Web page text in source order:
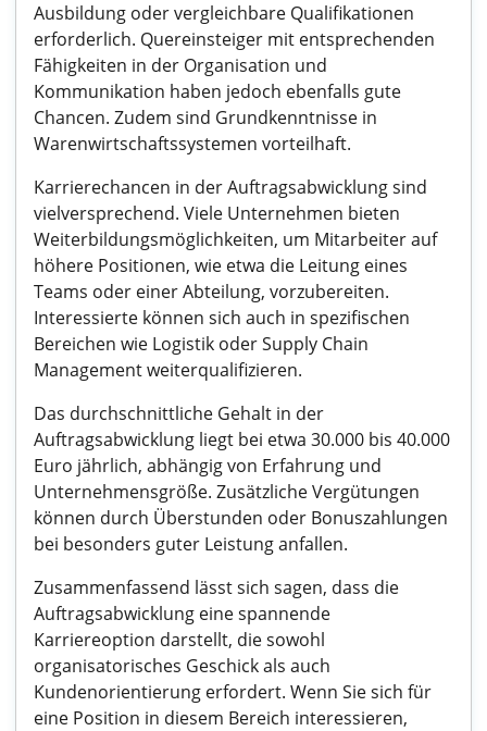
Ausbildung oder vergleichbare Qualifikationen
erforderlich. Quereinsteiger mit entsprechenden
Fähigkeiten in der Organisation und
Kommunikation haben jedoch ebenfalls gute
Chancen. Zudem sind Grundkenntnisse in
Warenwirtschaftssystemen vorteilhaft.
Karrierechancen in der Auftragsabwicklung sind
vielversprechend. Viele Unternehmen bieten
Weiterbildungsmöglichkeiten, um Mitarbeiter auf
höhere Positionen, wie etwa die Leitung eines
Teams oder einer Abteilung, vorzubereiten.
Interessierte können sich auch in spezifischen
Bereichen wie Logistik oder Supply Chain
Management weiterqualifizieren.
Das durchschnittliche Gehalt in der
Auftragsabwicklung liegt bei etwa 30.000 bis 40.000
Euro jährlich, abhängig von Erfahrung und
Unternehmensgröße. Zusätzliche Vergütungen
können durch Überstunden oder Bonuszahlungen
bei besonders guter Leistung anfallen.
Zusammenfassend lässt sich sagen, dass die
Auftragsabwicklung eine spannende
Karriereoption darstellt, die sowohl
organisatorisches Geschick als auch
Kundenorientierung erfordert. Wenn Sie sich für
eine Position in diesem Bereich interessieren,